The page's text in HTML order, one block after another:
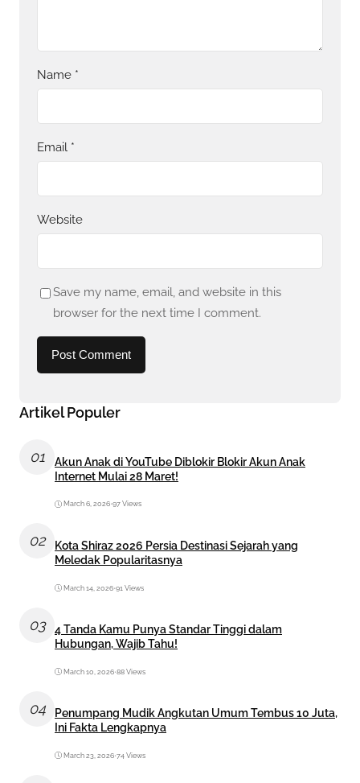
Name *
Email *
Website
Save my name, email, and website in this
browser for the next time I comment.
Artikel Populer
01
Akun Anak di YouTube Diblokir Blokir Akun Anak
Internet Mulai 28 Maret!
March 6, 2026•97 Views
02
Kota Shiraz 2026 Persia Destinasi Sejarah yang
Meledak Popularitasnya
March 14, 2026•91 Views
03
4 Tanda Kamu Punya Standar Tinggi dalam
Hubungan, Wajib Tahu!
March 10, 2026•88 Views
04
Penumpang Mudik Angkutan Umum Tembus 10 Juta,
Ini Fakta Lengkapnya
March 23, 2026•74 Views